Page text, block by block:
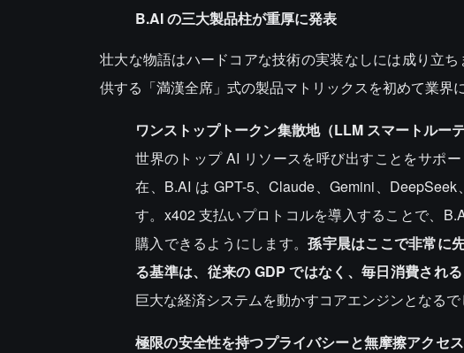
B.AI の三大製品柱が重厚に発表
壮大な物語はハードコアな技術の実装なしには成り立
供する「満漢全席」式の製品マトリックスを初めて業界
ワンストップトークン集散地（LLM スマートルーテ
世界のトップ AI リソースを呼び出すことをサポ
在、B.AI は GPT-5、Claude、Gemini、
す。x402 支払いプロトコルを導入することで、
購入できるようにします。孫宇晨はここで非常に
る基準は、従来の GDP ではなく、毎日消費され
巨大な経済システムを動かすコアエンジンとなるで
極限の安全性を持つプライバシーと無摩擦アクセス